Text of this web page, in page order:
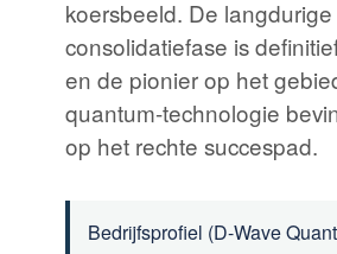
koersbeeld. De langdurige
consolidatiefase is
en de pionier op het
quantum-technologie
op het rechte succespad.
Bedrijfsprofiel (D-Wave